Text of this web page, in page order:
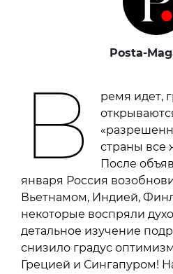
Posta-
В
ремя идет,
страны все
После
января Россия
Вьетнамом, Индией,
некоторые воспряли
детальное изучение
снизило градус
Грецией и Сингапуром!